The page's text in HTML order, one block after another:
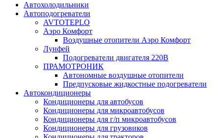
Автохолодильники
Автоподогреватели
AVTOTEPLO
Аэро Комфорт
Воздушные отопители Аэро Комфорт
Лунфей
Подогреватели двигателя 220В
ПРАМОТРОНИК
Автономные воздушные отопители
Предпусковые жидкостные подогреватели
Автокондиционеры
Кондиционеры для автобусов
Кондиционеры для микроавтобусов
Кондиционеры для г/п микроавтобусов
Кондиционеры для грузовиков